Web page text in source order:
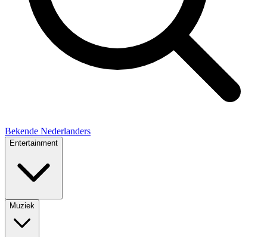
Bekende Nederlanders
Entertainment
Muziek